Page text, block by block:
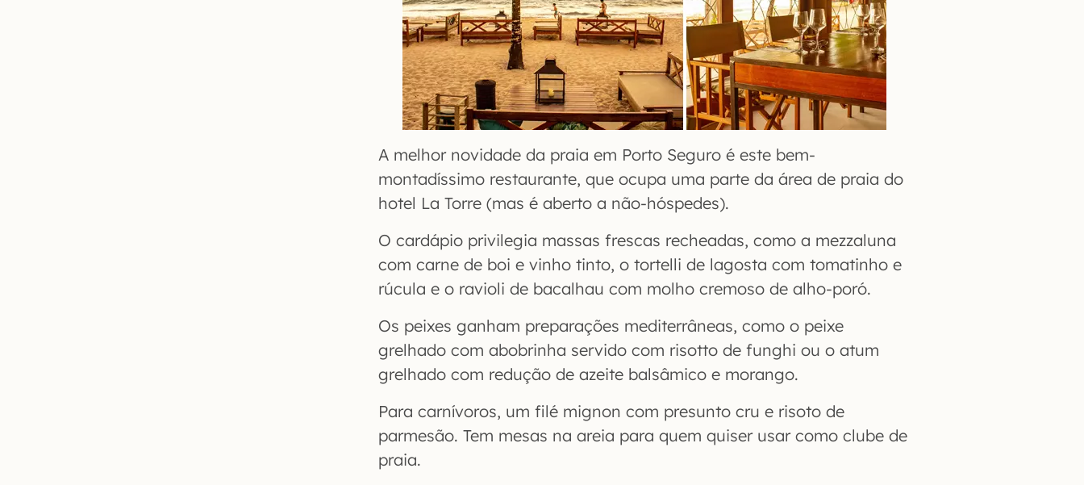
A melhor novidade da praia em Porto Seguro é este bem-
montadíssimo restaurante, que ocupa uma parte da área de praia do
hotel La Torre (mas é aberto a não-hóspedes).
O cardápio privilegia massas frescas recheadas, como a mezzaluna
com carne de boi e vinho tinto, o tortelli de lagosta com tomatinho e
rúcula e o ravioli de bacalhau com molho cremoso de alho-poró.
Os peixes ganham preparações mediterrâneas, como o peixe
grelhado com abobrinha servido com risotto de funghi ou o atum
grelhado com redução de azeite balsâmico e morango.
Para carnívoros, um filé mignon com presunto cru e risoto de
parmesão. Tem mesas na areia para quem quiser usar como clube de
praia.